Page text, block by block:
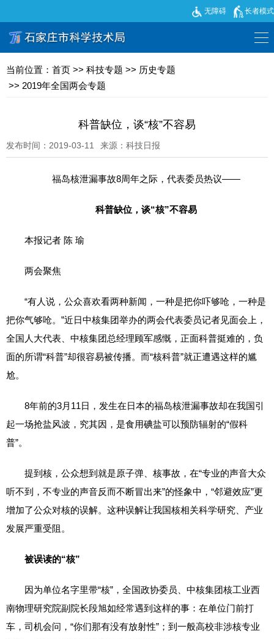
无障碍 长者模式
当前位置： 首页 >> 科技专题 >> 历史专题
>> 2019年全国两会专题
科普缺位，谈“核”不容易
发布时间：2019-03-11 来源：科技日报
福岛核泄漏事故8周年之际，代表委员热议——
科普缺位，谈“核”不容易
本报记者 陈 瑜
两会聚焦
“有人说，公众喜欢看两种新闻，一种是把你吓够呛，一种是
把你气够呛。”近日中核集团举办的两会代表委员记者见面会上，
全国人大代表、中核集团总经理顾军感慨，正面科普挺难的，负
面的所谓“科普”却很容易被传播。而“核科普”就正遭遇这样的尴
尬。
8年前的3月11日，发生在日本的福岛核泄漏事故却在我国引
起一场抢盐风波，究其因，是食用碘盐可以预防辐射的“假科
普”。
提到核，公众想到就是原子弹、核事故，在“专业的声音大众
听不到，不专业的声音反而不断冒出来”的怪象中，“邻避效应”更
增加了公众对核的误解。这种误解让我国核相关科学研究、产业
发展严重受阻。
被误读的“核”
因为单位名字里带“核”，全国政协委员、中核集团核工业西
南物理研究院副院长段旭如经常遇到这样的事：在单位门前打
车，司机会问，“你们那有没有放射性”；到一般高校非涉核专业